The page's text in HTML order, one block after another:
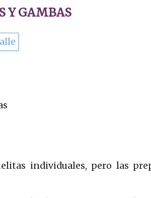
Y GAMBAS
individuales, pero las